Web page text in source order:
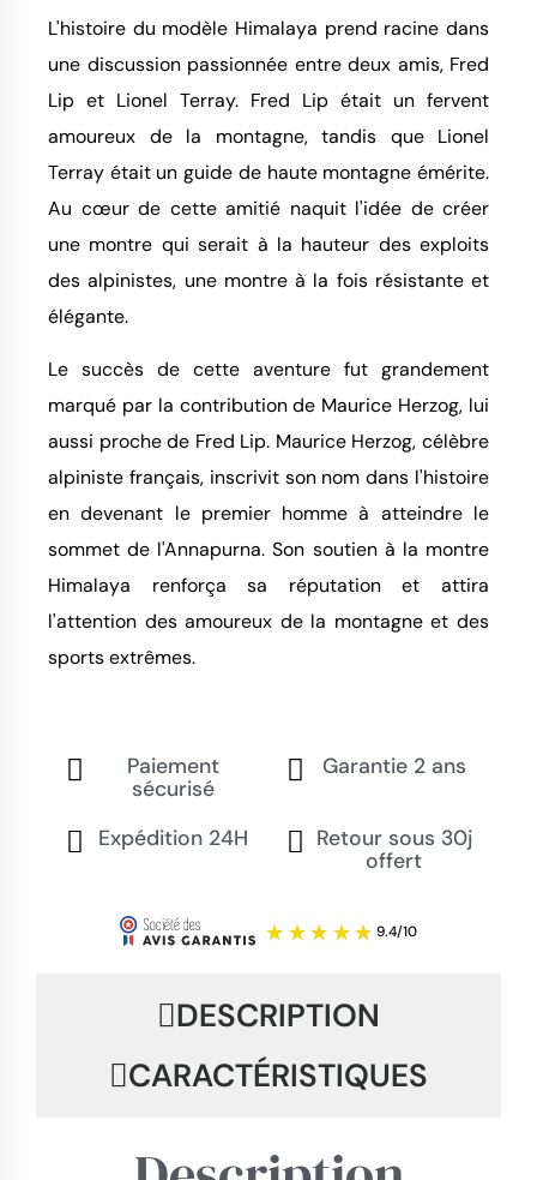
L'histoire du modèle Himalaya prend racine dans
une discussion passionnée entre deux amis, Fred
Lip et Lionel Terray. Fred Lip était un fervent
amoureux de la montagne, tandis que Lionel
Terray était un guide de haute montagne émérite.
Au cœur de cette amitié naquit l'idée de créer
une montre qui serait à la hauteur des exploits
des alpinistes, une montre à la fois résistante et
élégante.
Le succès de cette aventure fut grandement
marqué par la contribution de Maurice Herzog, lui
aussi proche de Fred Lip. Maurice Herzog, célèbre
alpiniste français, inscrivit son nom dans l'histoire
en devenant le premier homme à atteindre le
sommet de l'Annapurna. Son soutien à la montre
Himalaya renforça sa réputation et attira
l'attention des amoureux de la montagne et des
sports extrêmes.
Paiement
sécurisé
Garantie 2 ans
Expédition 24H
Retour sous 30j
offert
DESCRIPTION
CARACTÉRISTIQUES